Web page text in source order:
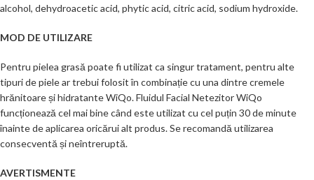
alcohol, dehydroacetic acid, phytic acid, citric acid, sodium hydroxide.
MOD DE UTILIZARE
Pentru pielea grasă poate fi utilizat ca singur tratament, pentru alte
tipuri de piele ar trebui folosit în combinație cu una dintre cremele
hrănitoare și hidratante WiQo. Fluidul Facial Netezitor WiQo
funcționează cel mai bine când este utilizat cu cel puțin 30 de minute
înainte de aplicarea oricărui alt produs. Se recomandă utilizarea
consecventă și neîntreruptă.
AVERTISMENTE